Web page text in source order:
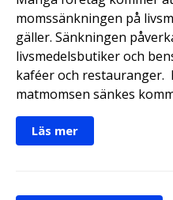
momssänkningen på
gäller. Sänkningen
livsmedelsbutiker och
kaféer och restauranger.
matmomsen sänkes
Läs mer